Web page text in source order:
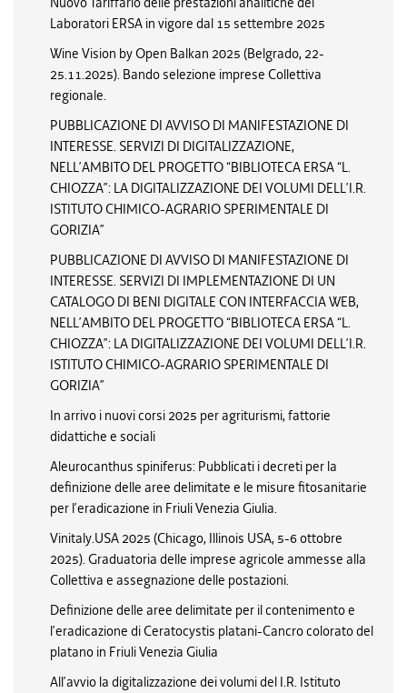
Laboratori ERSA in vigore dal 15 settembre 2025
Wine Vision by Open Balkan 2025 (Belgrado, 22-
25.11.2025). Bando selezione imprese Collettiva
regionale.
PUBBLICAZIONE DI AVVISO DI MANIFESTAZIONE DI
INTERESSE. SERVIZI DI DIGITALIZZAZIONE,
NELL’AMBITO DEL PROGETTO “BIBLIOTECA ERSA “L.
CHIOZZA”: LA DIGITALIZZAZIONE DEI VOLUMI DELL’I.R.
ISTITUTO CHIMICO-AGRARIO SPERIMENTALE DI
GORIZIA”
PUBBLICAZIONE DI AVVISO DI MANIFESTAZIONE DI
INTERESSE. SERVIZI DI IMPLEMENTAZIONE DI UN
CATALOGO DI BENI DIGITALE CON INTERFACCIA WEB,
NELL’AMBITO DEL PROGETTO “BIBLIOTECA ERSA “L.
CHIOZZA”: LA DIGITALIZZAZIONE DEI VOLUMI DELL’I.R.
ISTITUTO CHIMICO-AGRARIO SPERIMENTALE DI
GORIZIA”
In arrivo i nuovi corsi 2025 per agriturismi, fattorie
didattiche e sociali
Aleurocanthus spiniferus: Pubblicati i decreti per la
definizione delle aree delimitate e le misure fitosanitarie
per l’eradicazione in Friuli Venezia Giulia.
Vinitaly.USA 2025 (Chicago, Illinois USA, 5-6 ottobre
2025). Graduatoria delle imprese agricole ammesse alla
Collettiva e assegnazione delle postazioni.
Definizione delle aree delimitate per il contenimento e
l’eradicazione di Ceratocystis platani-Cancro colorato del
platano in Friuli Venezia Giulia
All’avvio la digitalizzazione dei volumi del I.R. Istituto